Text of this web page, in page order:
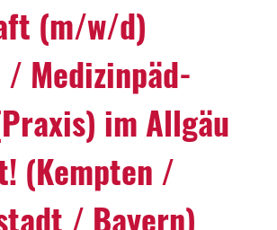
(m/w/d)
/ Medi­zin­päd­
im Allgäu
(Kempten /
/ Bayern)